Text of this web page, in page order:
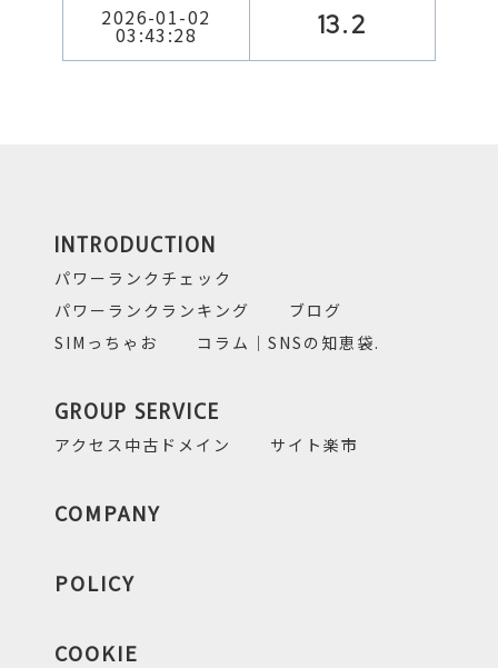
2026-01-02
03:43:28 13.2
INTRODUCTION
パワーランクチェック
パワーランクランキング
ブログ
SIMっちゃお
コラム｜SNSの知恵袋.
GROUP SERVICE
アクセス中古ドメイン サイト楽市
COMPANY
POLICY
COOKIE